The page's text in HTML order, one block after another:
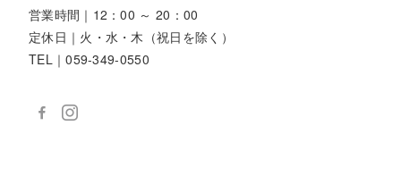
営業時間｜12：00 ～ 20：00
定休日｜火・水・木（祝日を除く）
TEL｜059-349-0550